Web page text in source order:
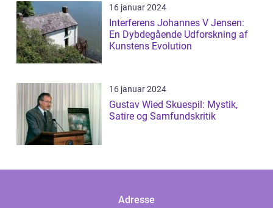
16 januar 2024
Interferens Johannes V Jensen:
En Dybdegående Udforskning af
Kunstens Evolution
16 januar 2024
Gustav Wied Skuespil: Mystik,
Satire og Samfundskritik
Adresse